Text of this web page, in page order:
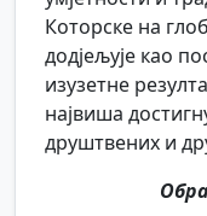
Которске на
додјељује као
изузетне
највиша
друштвених и